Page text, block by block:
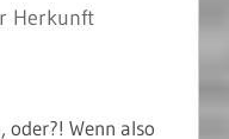
Herkunft
oder?! Wenn also